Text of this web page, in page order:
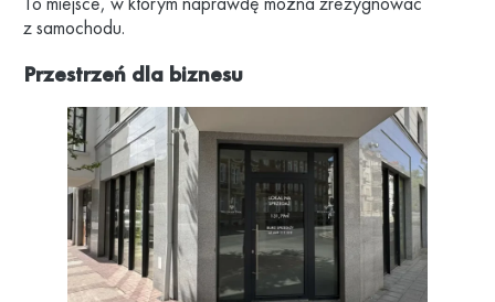
z samochodu.
Przestrzeń dla biznesu